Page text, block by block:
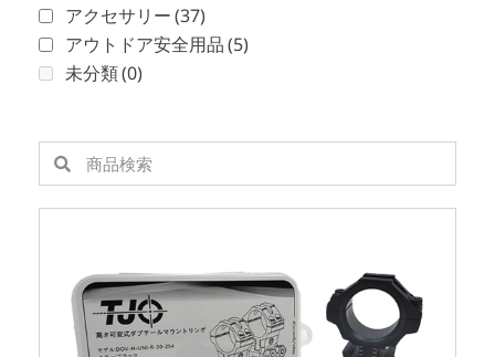
アクセサリー(37)
アウトドア安全用品(5)
未分類(0)